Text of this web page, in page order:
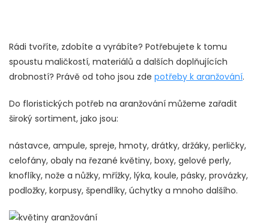
Rádi tvoříte, zdobíte a vyrábíte? Potřebujete k tomu
spoustu maličkostí, materiálů a dalších doplňujících
drobností? Právě od toho jsou zde potřeby k aranžování.
Do floristických potřeb na aranžování můžeme zařadit
široký sortiment, jako jsou:
nástavce, ampule, spreje, hmoty, drátky, držáky, perličky,
celofány, obaly na řezané květiny, boxy, gelové perly,
knoflíky, nože a nůžky, mřížky, lýka, koule, pásky, provázky,
podložky, korpusy, špendlíky, úchytky a mnoho dalšího.